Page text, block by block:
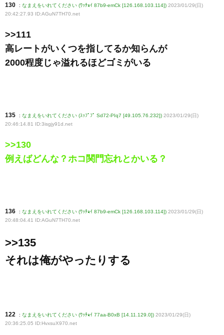
130 : なまえをいれてください (ﾜｯﾁｮｲ 87b9-emCk [126.168.103.114]) 2023/01/29(日)
20:42:27.93 ID:AGuN7TH70 .net
>>111
高レートがいくつを指してるか知らんが
2000程度じゃ溢れるほどゴミがいる
135 : なまえをいれてください (ｽｯﾌﾟﾌﾟ Sd72-PIq7 [49.105.76.232]) 2023/01/29(日)
20:46:14.81 ID:3isgjy91d .net
>>130
例えばどんな？ホコ関門忘れとかいる？
136 : なまえをいれてください (ﾜｯﾁｮｲ 87b9-emCk [126.168.103.114]) 2023/01/29(日)
20:48:04.41 ID:AGuN7TH70 .net
>>135
それは俺がやったりする
122 : なまえをいれてください (ﾜｯﾁｮｲ 77aa-B0xB [14.11.129.0]) 2023/01/29(日)
20:36:25.05 ID:HvxsuX970.net